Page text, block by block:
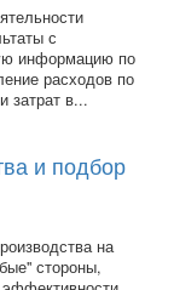
с
информацию по
расходов по
затрат в...
и подбор
на
стороны,